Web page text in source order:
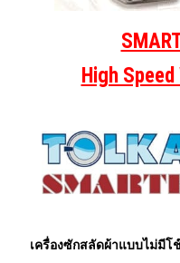
High
เครื่องซักสลัดผ้าแบบไม่มีโ